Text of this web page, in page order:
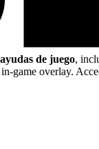
de juego,
game overlay.